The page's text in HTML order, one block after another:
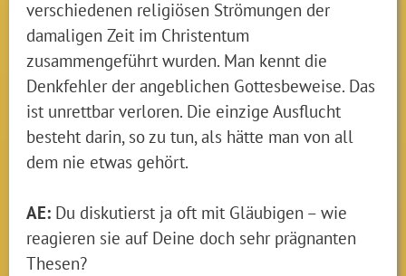
verschiedenen religiösen Strömungen der
damaligen Zeit im Christentum
zusammengeführt wurden. Man kennt die
Denkfehler der angeblichen Gottesbeweise. Das
ist unrettbar verloren. Die einzige Ausflucht
besteht darin, so zu tun, als hätte man von all
dem nie etwas gehört.
AE: Du diskutierst ja oft mit Gläubigen – wie
reagieren sie auf Deine doch sehr prägnanten
Thesen?